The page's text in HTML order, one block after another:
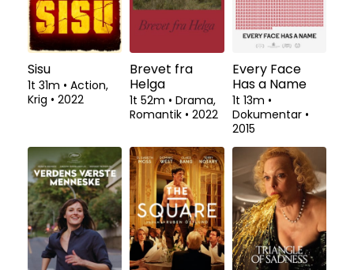
Sisu
1t 31m • Action,
Krig • 2022
Brevet fra
Helga
1t 52m • Drama,
Romantik • 2022
Every Face
Has a Name
1t 13m •
Dokumentar •
2015